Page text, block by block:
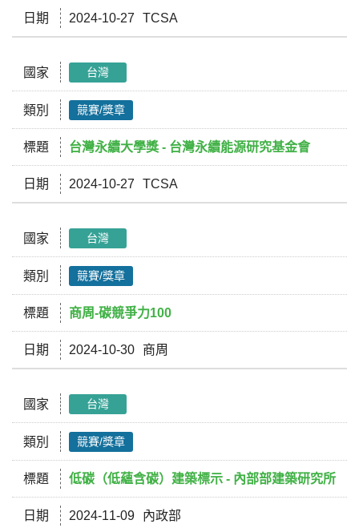
日期 2024-10-27 TCSA
國家 台灣
類別 競賽/獎章
標題 台灣永續大學獎 - 台灣永續能源研究基金會
日期 2024-10-27 TCSA
國家 台灣
類別 競賽/獎章
標題 商周-碳競爭力100
日期 2024-10-30 商周
國家 台灣
類別 競賽/獎章
標題 低碳（低蘊含碳）建築標示 - 內部部建築研究所
日期 2024-11-09 內政部